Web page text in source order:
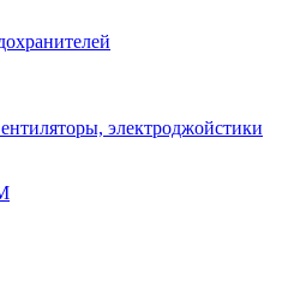
электроджойстики